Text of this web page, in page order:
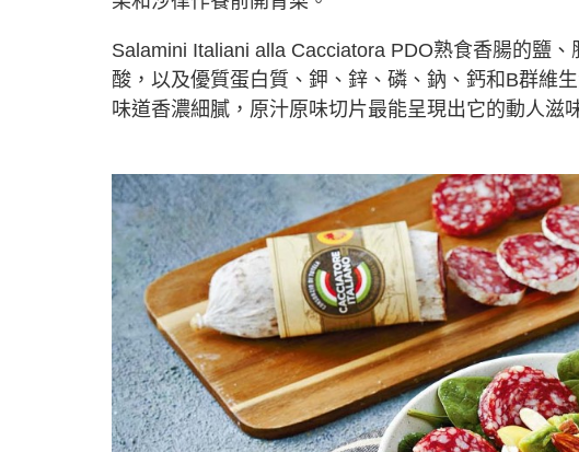
Salamini Italiani alla Cacciatora PDO熟食香腸的鹽
酸，以及優質蛋白質、鉀、鋅、磷、鈉、鈣和B群維
味道香濃細膩，原汁原味切片最能呈現出它的動人滋